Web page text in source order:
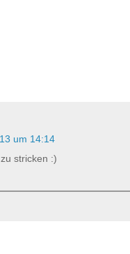
um 14:14
stricken :)